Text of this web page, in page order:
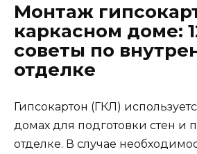
Монтаж
каркасном доме:
советы по
отделке
Гипсокартон (ГКЛ)
домах для подготовки стен и
отделке. В случае